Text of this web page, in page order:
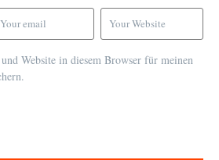
Website in diesem Browser für meinen